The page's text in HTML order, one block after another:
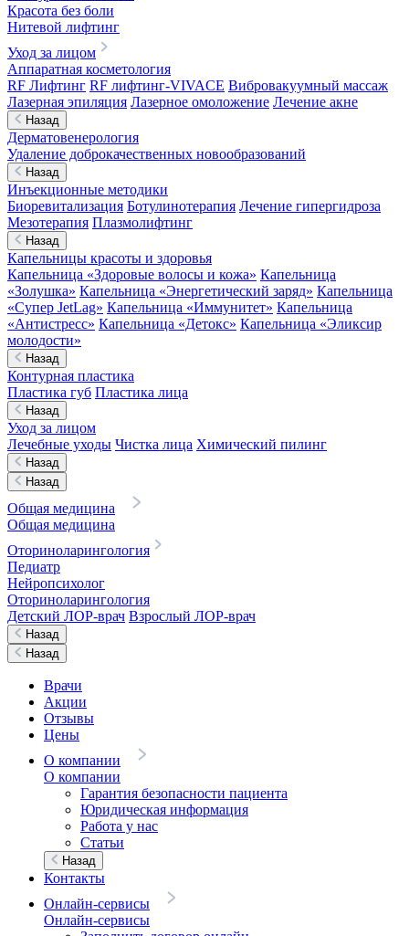
Красота без боли
Нитевой лифтинг
Уход за лицом
Аппаратная косметология
RF Лифтинг RF лифтинг-VIVACE Вибровакуумный массаж
Лазерная эпиляция Лазерное омоложение Лечение акне
Назад
Дерматовенерология
Удаление доброкачественных новообразований
Назад
Инъекционные методики
Биоревитализация Ботулинотерапия Лечение гипергидроза
Мезотерапия Плазмолифтинг
Назад
Капельницы красоты и здоровья
Капельница «Здоровые волосы и кожа» Капельница
«Золушка» Капельница «Энергетический заряд» Капельница
«Супер JetLag» Капельница «Иммунитет» Капельница
«Антистресс» Капельница «Детокс» Капельница «Эликсир
молодости»
Назад
Контурная пластика
Пластика губ Пластика лица
Назад
Уход за лицом
Лечебные уходы Чистка лица Химический пилинг
Назад
Назад
Общая медицина
Общая медицина
Оториноларингология
Педиатр
Нейропсихолог
Оториноларингология
Детский ЛОР-врач Взрослый ЛОР-врач
Назад
Назад
Врачи
Акции
Отзывы
Цены
О компании
О компании
Гарантия безопасности пациента
Юридическая информация
Работа у нас
Статьи
Назад
Контакты
Онлайн-сервисы
Онлайн-сервисы